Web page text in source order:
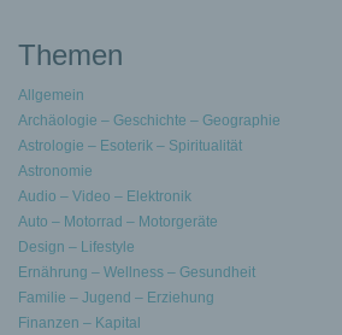
Themen
Allgemein
Archäologie – Geschichte – Geographie
Astrologie – Esoterik – Spiritualität
Astronomie
Audio – Video – Elektronik
Auto – Motorrad – Motorgeräte
Design – Lifestyle
Ernährung – Wellness – Gesundheit
Familie – Jugend – Erziehung
Finanzen – Kapital